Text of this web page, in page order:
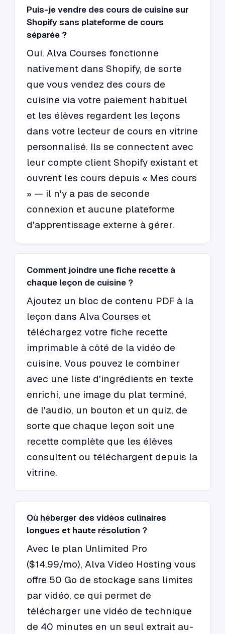
Puis-je vendre des cours de cuisine sur
Shopify sans plateforme de cours
séparée ?
Oui. Alva Courses fonctionne
nativement dans Shopify, de sorte
que vous vendez des cours de
cuisine via votre paiement habituel
et les élèves regardent les leçons
dans votre lecteur de cours en vitrine
personnalisé. Ils se connectent avec
leur compte client Shopify existant et
ouvrent les cours depuis « Mes cours
» — il n'y a pas de seconde
connexion et aucune plateforme
d'apprentissage externe à gérer.
Comment joindre une fiche recette à
chaque leçon de cuisine ?
Ajoutez un bloc de contenu PDF à la
leçon dans Alva Courses et
téléchargez votre fiche recette
imprimable à côté de la vidéo de
cuisine. Vous pouvez le combiner
avec une liste d'ingrédients en texte
enrichi, une image du plat terminé,
de l'audio, un bouton et un quiz, de
sorte que chaque leçon soit une
recette complète que les élèves
consultent ou téléchargent depuis la
vitrine.
Où héberger des vidéos culinaires
longues et haute résolution ?
Avec le plan Unlimited Pro
($14.99/mo), Alva Video Hosting vous
offre 50 Go de stockage sans limites
par vidéo, ce qui permet de
télécharger une vidéo de technique
de 40 minutes en un seul extrait au-